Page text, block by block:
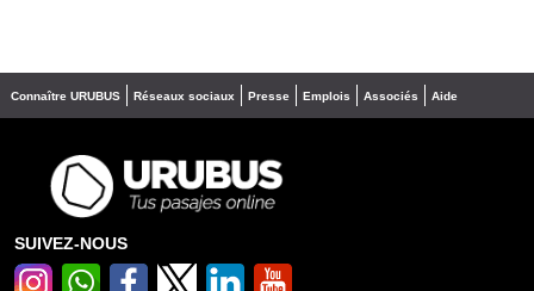
Connaître URUBUS Réseaux sociaux Presse Emplois Associés Aide
SUIVEZ-NOUS